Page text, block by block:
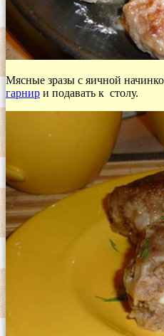
Мясные зразы с яичной
гарнир и подавать к столу.